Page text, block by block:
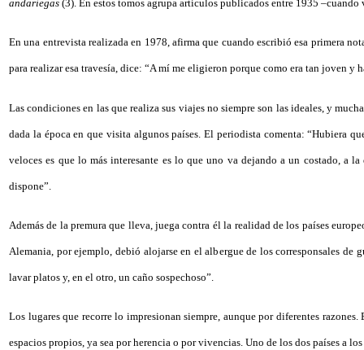
andariegas (3). En estos tomos agrupa artículos publicados entre 1935
En una entrevista realizada en 1978, afirma que cuando escribió esa primera
para realizar esa travesía, dice: “A mí me eligieron porque como era tan joven
Las condiciones en las que realiza sus viajes no siempre son las ideales, y
dada la época en que visita algunos países. El periodista comenta: “Hubiera
veloces es que lo más interesante es lo que uno va dejando a un costado, a
dispone”.
Además de la premura que lleva, juega contra él la realidad de los países
Alemania, por ejemplo, debió alojarse en el albergue de los corresponsales
lavar platos y, en el otro, un caño sospechoso”.
Los lugares que recorre lo impresionan siempre, aunque por diferentes
espacios propios, ya sea por herencia o por vivencias. Uno de los dos países a